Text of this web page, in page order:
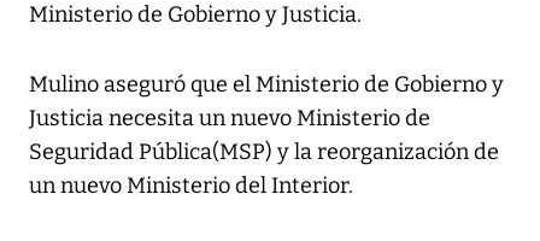
Ministerio de Gobierno y Justicia.
Mulino aseguró que el Ministerio de Gobierno y
Justicia necesita un nuevo Ministerio de
Seguridad Pública(MSP) y la reorganización de
un nuevo Ministerio del Interior.